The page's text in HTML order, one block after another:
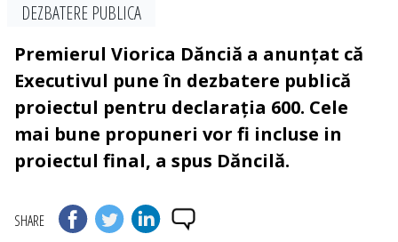
DEZBATERE PUBLICA
Premierul Viorica Dănciă a anunțat că
Executivul pune în dezbatere publică
proiectul pentru declarația 600. Cele
mai bune propuneri vor fi incluse in
proiectul final, a spus Dăncilă.
SHARE